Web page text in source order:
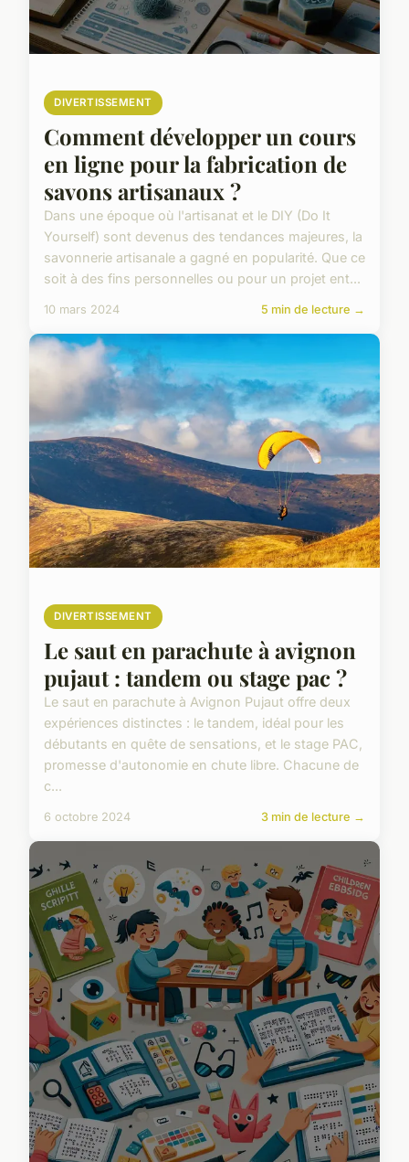
DIVERTISSEMENT
Comment développer un cours
en ligne pour la fabrication de
savons artisanaux ?
Dans une époque où l'artisanat et le DIY (Do It
Yourself) sont devenus des tendances majeures, la
savonnerie artisanale a gagné en popularité. Que ce
soit à des fins personnelles ou pour un projet ent...
10 mars 2024 5 min de lecture →
DIVERTISSEMENT
Le saut en parachute à avignon
pujaut : tandem ou stage pac ?
Le saut en parachute à Avignon Pujaut offre deux
expériences distinctes : le tandem, idéal pour les
débutants en quête de sensations, et le stage PAC,
promesse d'autonomie en chute libre. Chacune de
c...
6 octobre 2024 3 min de lecture →